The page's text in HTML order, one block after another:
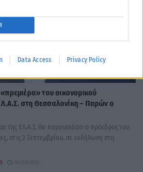
Data Access Privacy Policy
«πρεμιέρα» του οικονομικού
στη Θεσσαλονίκη – Παρών ο
της ΕΛ.Α.Σ. θα παρουσιάσει ο πρόεδρος του
στις 2 Σεπτεμβρίου, σε εκδήλωση στη